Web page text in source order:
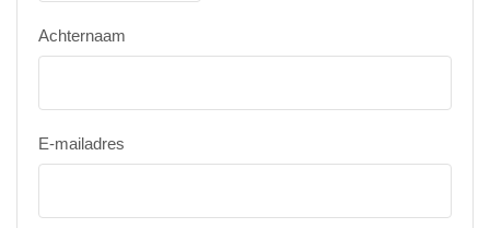
Achternaam
E-mailadres